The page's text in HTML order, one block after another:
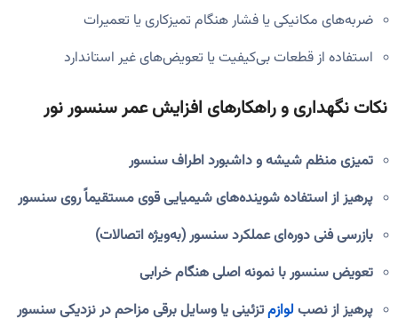
ضربه‌های مکانیکی یا فشار هنگام تمیزکاری یا تعمیرات
استفاده از قطعات بی‌کیفیت یا تعویض‌های غیر استاندارد
نکات نگهداری و راهکارهای افزایش عمر سنسور نور
تمیزی منظم شیشه و داشبورد اطراف سنسور
پرهیز از استفاده شوینده‌های شیمیایی قوی مستقیماً روی سنسور
بازرسی فنی دوره‌ای عملکرد سنسور (به‌ویژه اتصالات)
تعویض سنسور با نمونه اصلی هنگام خرابی
پرهیز از نصب لوازمتزئینی یا وسایل برقی مزاحم در نزدیکی سنسور